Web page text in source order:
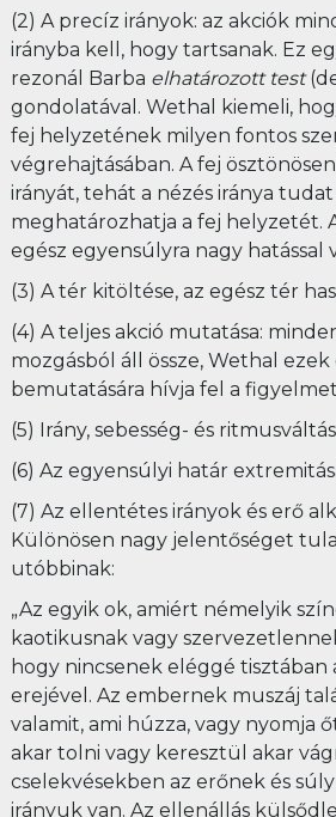
(2) A precíz irányok: az akciók
irányba kell, hogy tartsanak. Ez
rezonál Barba elhatározott test
gondolatával. Wethal kiemeli,
fej helyzetének milyen fontos
végrehajtásában. A fej
irányát, tehát a nézés iránya
meghatározhatja a fej helyzetét.
egész egyensúlyra nagy hatással
(3) A tér kitöltése, az egész tér
(4) A teljes akció mutatása:
mozgásból áll össze, Wethal ezek
bemutatására hívja fel a
(5) Irány, sebesség- és
(6) Az egyensúlyi határ
(7) Az ellentétes irányok és erő
Különösen nagy jelentőséget
utóbbinak:
„Az egyik ok, amiért némelyik
kaotikusnak vagy
hogy nincsenek eléggé
erejével. Az embernek muszáj
valamit, ami húzza, vagy nyomja
akar tolni vagy keresztül akar
cselekvésekben az erőnek és
irányuk van. Az ellenállás